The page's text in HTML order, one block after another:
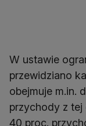
W ustawie
przewidziano
obejmuje m.in.
przychody z tej
40 proc.